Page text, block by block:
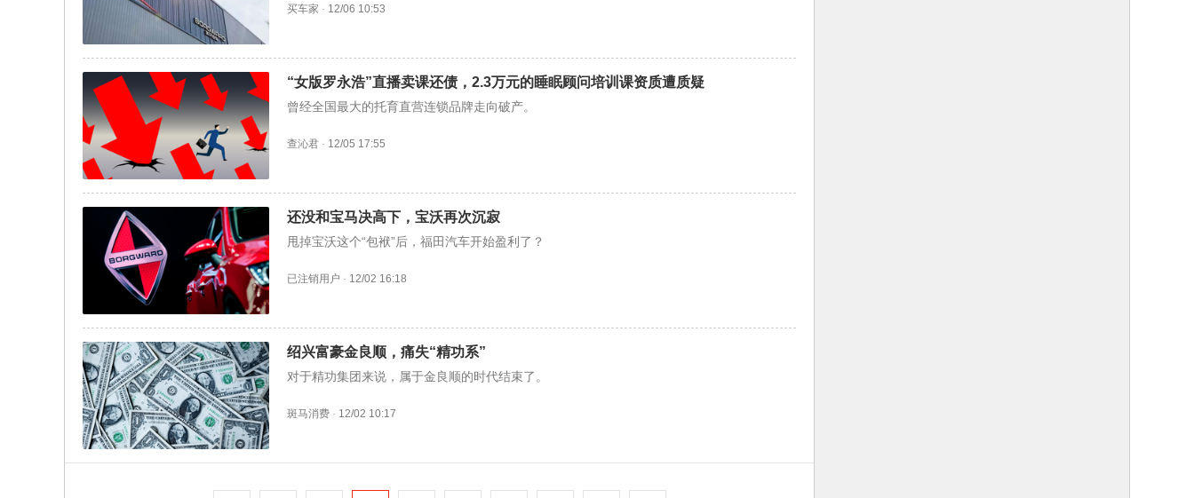
买车家 · 12/06 10:53
“女版罗永浩”直播卖课还债，2.3万元的睡眠顾问培训课资质遭质疑
曾经全国最大的托育直营连锁品牌走向破产。
查沁君 · 12/05 17:55
还没和宝马决高下，宝沃再次沉寂
甩掉宝沃这个“包袱”后，福田汽车开始盈利了？
已注销用户 · 12/02 16:18
绍兴富豪金良顺，痛失“精功系”
对于精功集团来说，属于金良顺的时代结束了。
斑马消费 · 12/02 10:17